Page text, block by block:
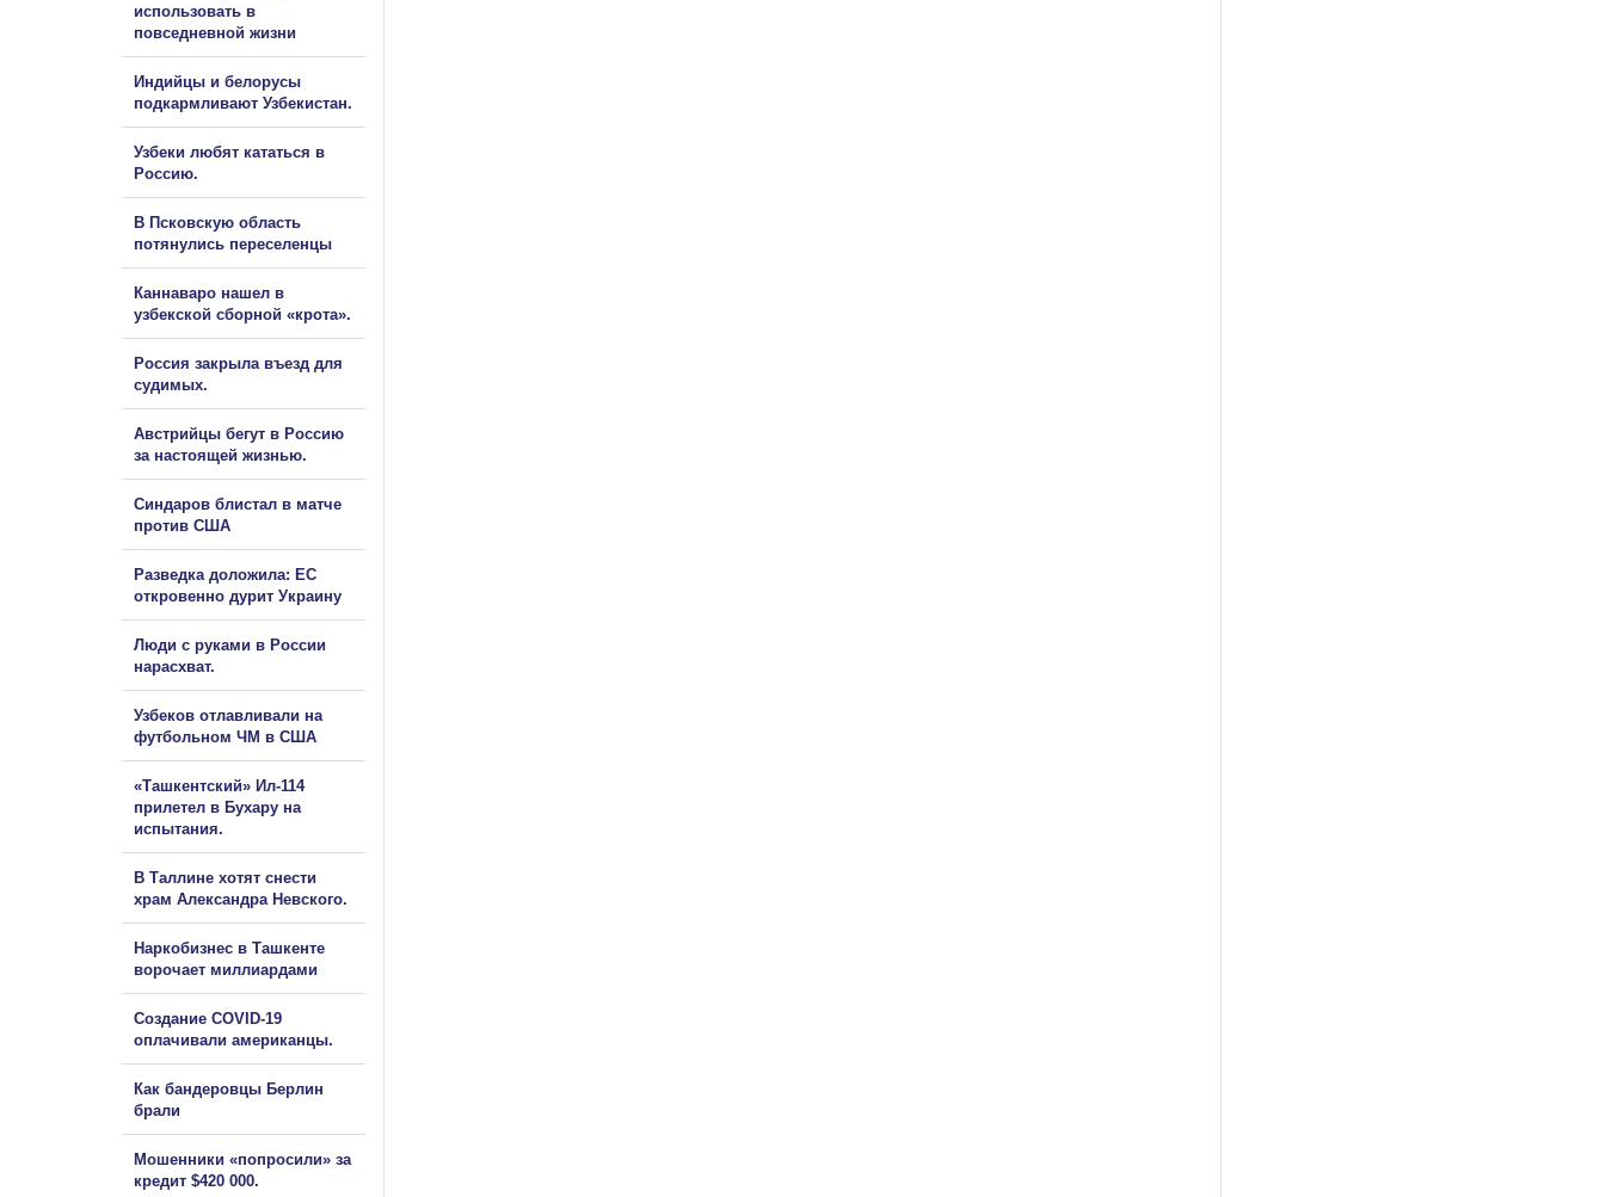
использовать в
повседневной жизни
Индийцы и белорусы
подкармливают Узбекистан.
Узбеки любят кататься в
Россию.
В Псковскую область
потянулись переселенцы
Каннаваро нашел в
узбекской сборной «крота».
Россия закрыла въезд для
судимых.
Австрийцы бегут в Россию
за настоящей жизнью.
Синдаров блистал в матче
против США
Разведка доложила: ЕС
откровенно дурит Украину
Люди с руками в России
нарасхват.
Узбеков отлавливали на
футбольном ЧМ в США
«Ташкентский» Ил-114
прилетел в Бухару на
испытания.
В Таллине хотят снести
храм Александра Невского.
Наркобизнес в Ташкенте
ворочает миллиардами
Создание COVID-19
оплачивали американцы.
Как бандеровцы Берлин
брали
Мошенники «попросили» за
кредит $420 000.